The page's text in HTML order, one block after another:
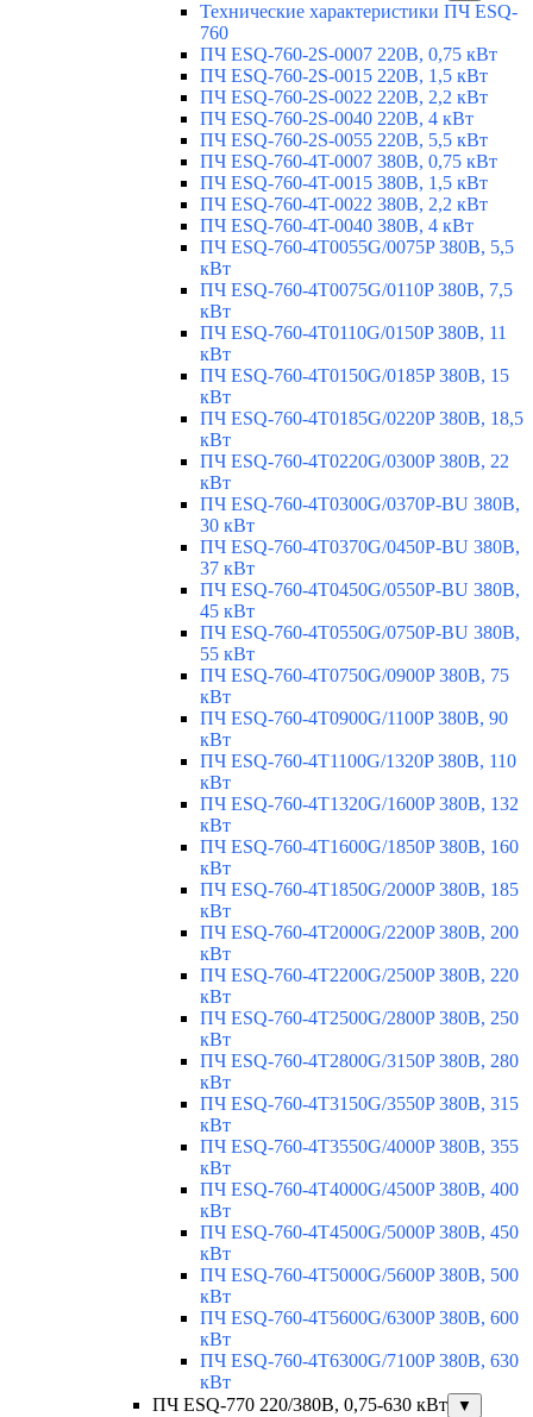
Технические характеристики ПЧ ESQ-
760
ПЧ ESQ-760-2S-0007 220В, 0,75 кВт
ПЧ ESQ-760-2S-0015 220В, 1,5 кВт
ПЧ ESQ-760-2S-0022 220В, 2,2 кВт
ПЧ ESQ-760-2S-0040 220В, 4 кВт
ПЧ ESQ-760-2S-0055 220В, 5,5 кВт
ПЧ ESQ-760-4T-0007 380В, 0,75 кВт
ПЧ ESQ-760-4T-0015 380В, 1,5 кВт
ПЧ ESQ-760-4T-0022 380В, 2,2 кВт
ПЧ ESQ-760-4T-0040 380В, 4 кВт
ПЧ ESQ-760-4T0055G/0075P 380В, 5,5
кВт
ПЧ ESQ-760-4T0075G/0110P 380В, 7,5
кВт
ПЧ ESQ-760-4T0110G/0150P 380В, 11
кВт
ПЧ ESQ-760-4T0150G/0185P 380В, 15
кВт
ПЧ ESQ-760-4T0185G/0220P 380В, 18,5
кВт
ПЧ ESQ-760-4T0220G/0300P 380В, 22
кВт
ПЧ ESQ-760-4T0300G/0370P-BU 380В,
30 кВт
ПЧ ESQ-760-4T0370G/0450P-BU 380В,
37 кВт
ПЧ ESQ-760-4T0450G/0550P-BU 380В,
45 кВт
ПЧ ESQ-760-4T0550G/0750P-BU 380В,
55 кВт
ПЧ ESQ-760-4T0750G/0900P 380В, 75
кВт
ПЧ ESQ-760-4T0900G/1100P 380В, 90
кВт
ПЧ ESQ-760-4T1100G/1320P 380В, 110
кВт
ПЧ ESQ-760-4T1320G/1600P 380В, 132
кВт
ПЧ ESQ-760-4T1600G/1850P 380В, 160
кВт
ПЧ ESQ-760-4T1850G/2000P 380В, 185
кВт
ПЧ ESQ-760-4T2000G/2200P 380В, 200
кВт
ПЧ ESQ-760-4T2200G/2500P 380В, 220
кВт
ПЧ ESQ-760-4T2500G/2800P 380В, 250
кВт
ПЧ ESQ-760-4T2800G/3150P 380В, 280
кВт
ПЧ ESQ-760-4T3150G/3550P 380В, 315
кВт
ПЧ ESQ-760-4T3550G/4000P 380В, 355
кВт
ПЧ ESQ-760-4T4000G/4500P 380В, 400
кВт
ПЧ ESQ-760-4T4500G/5000P 380В, 450
кВт
ПЧ ESQ-760-4T5000G/5600P 380В, 500
кВт
ПЧ ESQ-760-4T5600G/6300P 380В, 600
кВт
ПЧ ESQ-760-4T6300G/7100P 380В, 630
кВт
ПЧ ESQ-770 220/380В, 0,75-630 кВт
▼